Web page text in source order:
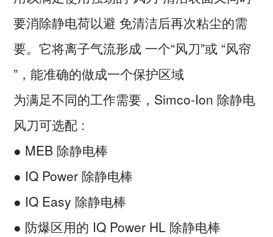
要消除静电荷以避 免清洁后再次粘尘的需
要。它将离子气流形成 一个“风刀”或 “风帘
”，能准确的做成一个保护区域
为满足不同的工作需要，Simco-Ion 除静电
风刀可选配 :
● MEB 除静电棒
● IQ Power 除静电棒
● IQ Easy 除静电棒
● 防爆区用的 IQ Power HL 除静电棒